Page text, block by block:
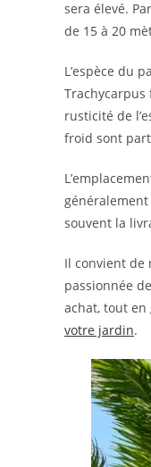
sera élevé.
de 15 à 20
L’espèce du
Trachycarpus
rusticité de
froid sont
souvent la
Il convient de
passionnée
achat, tout en
votre jardin.